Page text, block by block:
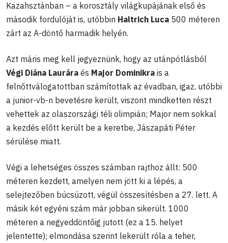
Kazahsztánban – a korosztály világkupájának első és
második fordulóját is, utóbbin Haltrich Luca 500 méteren
zárt az A-döntő harmadik helyén.
Azt máris meg kell jegyeznünk, hogy az utánpótlásból
Végi Diána Laurára és Major Dominikra is a
felnőttválogatottban számítottak az évadban, igaz, utóbbi
a junior-vb-n bevetésre került, viszont mindketten részt
vehettek az olaszországi téli olimpián; Major nem sokkal
a kezdés előtt került be a keretbe, Jászapáti Péter
sérülése miatt.
Végi a lehetséges összes számban rajthoz állt: 500
méteren kezdett, amelyen nem jött ki a lépés, a
selejtezőben búcsúzott, végül összesítésben a 27. lett. A
másik két egyéni szám már jobban sikerült. 1000
méteren a negyeddöntőig jutott (ez a 15. helyet
jelentette); elmondása szerint lekerült róla a teher,